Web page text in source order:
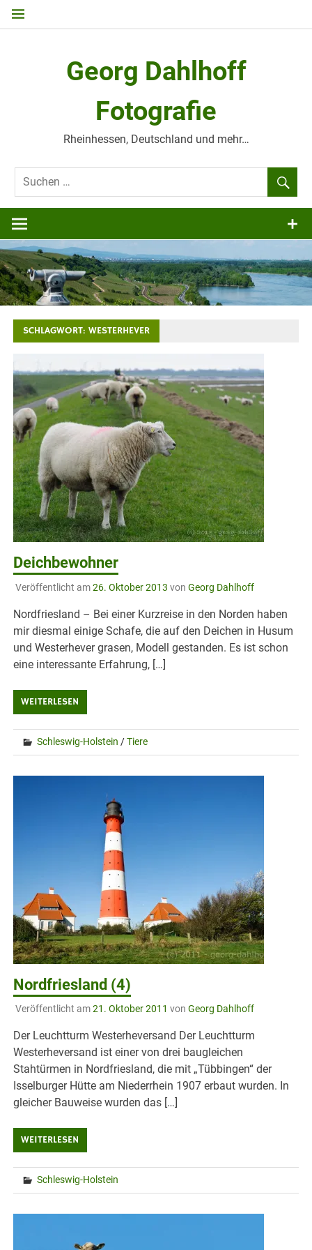
Zum
Georg Dahlhoff
Fotografie
Rheinhessen, Deutschland und mehr…
SCHLAGWORT:WESTERHEVER
Deichbewohner
Veröffentlicht am26. Oktober 2013 von Georg Dahlhoff
Nordfriesland – Bei einer Kurzreise in den Norden haben
mir diesmal einige Schafe, die auf den Deichen in Husum
und Westerhever grasen, Modell gestanden. Es ist schon
eine interessante Erfahrung, […]
WEITERLESEN
Schleswig-Holstein /Tiere
Nordfriesland (4)
Veröffentlicht am21. Oktober 2011 von Georg Dahlhoff
Der Leuchtturm Westerheversand Der Leuchtturm
Westerheversand ist einer von drei baugleichen
Stahtürmen in Nordfriesland, die mit „Tübbingen“ der
Isselburger Hütte am Niederrhein 1907 erbaut wurden. In
gleicher Bauweise wurden das […]
WEITERLESEN
Schleswig-Holstein